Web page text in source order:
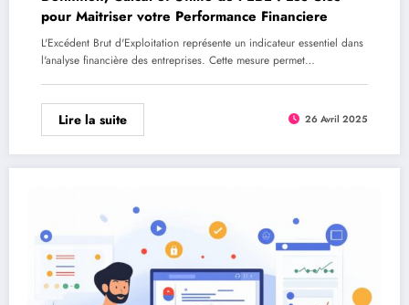
pour Maitriser votre Performance Financiere
L'Excédent Brut d'Exploitation représente un indicateur essentiel dans
l'analyse financière des entreprises. Cette mesure permet…
Lire la suite 26 Avril 2025